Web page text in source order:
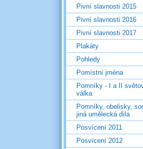
Pivní slavnosti 2015
Pivní slavnosti 2016
Pivní slavnosti 2017
Plakáty
Pohledy
Pomístní jména
Pomníky - I a II
válka
Pomníky, obelisky,
jiná umělecká díla
Posvícení 2011
Posvícení 2012